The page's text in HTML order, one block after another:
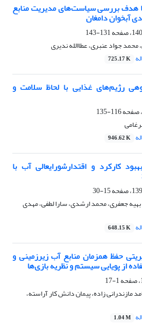
هدف بررسی سیاست‌های مدیریت منابع
آبخوان دامغان
131-143
جواد عنبری، عطاالله ندیری
725.17 K
رژیم‌های غذایی با لحاظ سلامت و
116-135
946.62 K
کارکرد و اقتدارشورایعالی آب با
15-30
جعفری، محمد ارشدی، سارا لطفی، مهدی
648.15 K
حفظ همزمان منابع آب زیرزمینی و
از پویایی سیستم و نظریه بازی‌ها
1-17
زاده، پیمان دانش کار آراسته،
1.04 M